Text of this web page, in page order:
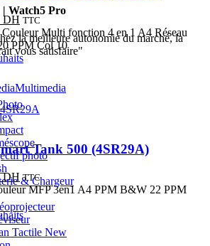
Watch5 Pro
la meilleure autonomie du marché, la
vous satisfaire"
Multimedia
photo
& Chargeur
Tactile New
DH Le
prix
actuel
est :
TTC
Multi fonction 4 en 1 A4 Réseau
PPM Col 10
Tank 500 (4SR29A)
DH.
DH Le
prix
actuel
est :
2.308,00 DH.
TTC
MFP 3en1 A4 PPM B&W 22 PPM